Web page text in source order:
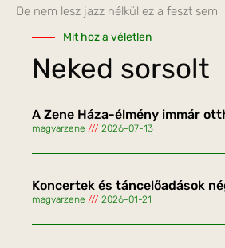
De nem lesz jazz nélkül ez a feszt sem
Mit hoz a véletlen
Neked sorsolt
A Zene Háza-élmény immár
magyarzene 2026-07-13
Koncertek és táncelőadások
magyarzene 2026-01-21